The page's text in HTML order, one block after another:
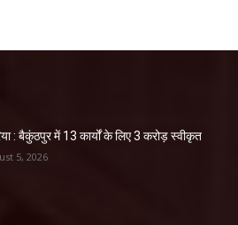
: बैकुंठपुर में 13 कार्यों के लिए 3 करोड़ स्वीकृत
5, 2026